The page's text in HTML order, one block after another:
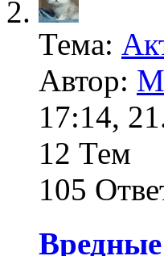
Тема:
Автор:
17:14,
12 Тем
105